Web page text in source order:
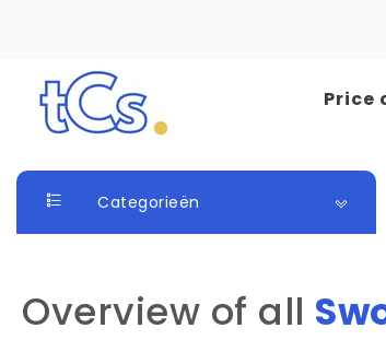
Skip to content
Price
Categorieën
Overview of all